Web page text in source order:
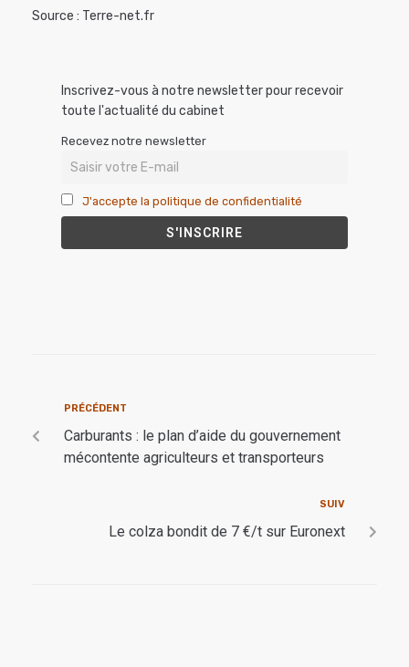
Source : Terre-net.fr
Inscrivez-vous à notre newsletter pour recevoir
toute l'actualité du cabinet
Recevez notre newsletter
J'accepte la politique de confidentialité
PRÉCÉDENT
Carburants : le plan d’aide du gouvernement
mécontente agriculteurs et transporteurs
SUIV
Le colza bondit de 7 €/t sur Euronext